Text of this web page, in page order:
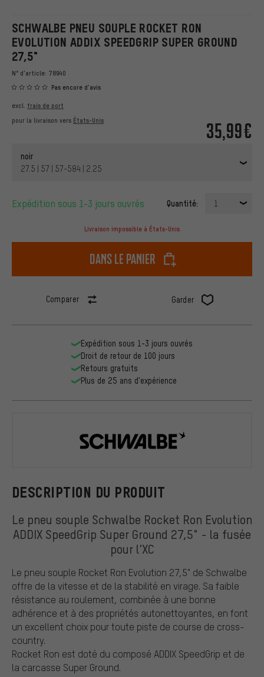
SCHWALBE PNEU SOUPLE ROCKET RON
EVOLUTION ADDIX SPEEDGRIP SUPER GROUND
27,5"
N° d'article: 78940
Pas encore d'avis
35,99€
excl. frais de port
pour la livraison vers États-Unis
noir
27.5 | 57 | 57-584 | 2.25
Expédition sous 1-3 jours ouvrés Quantité: 1
Livraison impossible à États-Unis
dans le panier
Comparer Garder
DESCRIPTION DU PRODUIT
Le pneu souple Schwalbe Rocket Ron Evolution
ADDIX SpeedGrip Super Ground 27,5" - la fusée
pour l'XC
Le pneu souple Rocket Ron Evolution 27,5" de Schwalbe
offre de la vitesse et de la stabilité en virage. Sa faible
résistance au roulement, combinée à une bonne
adhérence et à des propriétés autonettoyantes, en font
un excellent choix pour toute piste de course de cross-
country.
Rocket Ron est doté du composé ADDIX SpeedGrip et de
la carcasse Super Ground.
Expédition sous 1-3 jours ouvrés
Droit de retour de 100 jours
Retours gratuits
Plus de 25 ans d'expérience